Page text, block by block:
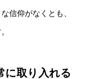
信仰がなくとも、
に取り入れる